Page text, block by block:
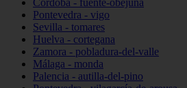
Córdoba - fuente-obejuna
Pontevedra - vigo
Sevilla - tomares
Huelva - cortegana
Zamora - pobladura-del-valle
Málaga - monda
Palencia - autilla-del-pino